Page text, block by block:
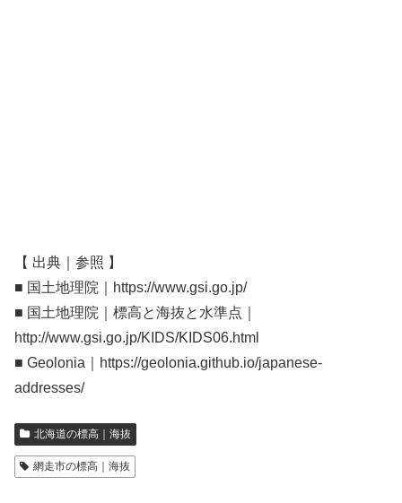
【 出典｜参照 】
■ 国土地理院｜https://www.gsi.go.jp/
■ 国土地理院｜標高と海抜と水準点｜
http://www.gsi.go.jp/KIDS/KIDS06.html
■ Geolonia｜https://geolonia.github.io/japanese-
addresses/
北海道の標高｜海抜
網走市の標高｜海抜